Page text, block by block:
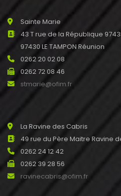
Sainte Marie
43 T rue de la République 97438
97430 LE TAMPON Réunion
0262 20 02 08
0262 72 08 46
stmarie@ofim.fr
La Ravine des Cabris
49 rue du Père Maitre Ravine
0262 24 12 42
0262 39 28 56
ravinecabris@ofim.fr